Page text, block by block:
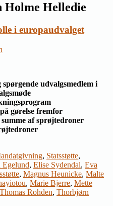
Holme Helledie
i europaudvalget
udvalgsmedlem i
gørelse fremfor
af sprøjtedroner
, Statsstøtte,
Egelund, Elise Sydendal, Eva
, Magnus Heunicke, Malte
, Marie Bjerre, Mette
Thomas Rohden, Thorbjørn